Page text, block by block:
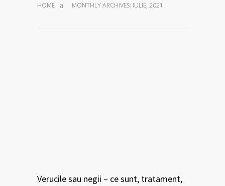
HOME MONTHLY ARCHIVES: IULIE, 2021
Verucile sau negii – ce sunt, tratament,